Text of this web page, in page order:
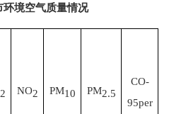
环境空气质量情况
2 NO2 PM10 PM2.5
CO-
95per